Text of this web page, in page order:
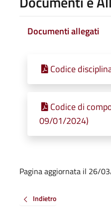
Documenti allegati
Codice
Codice di
09/01/2024)
Pagina aggiornata il 26/
Indietro